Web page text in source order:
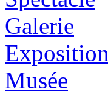
Galerie
Exposition
Musée